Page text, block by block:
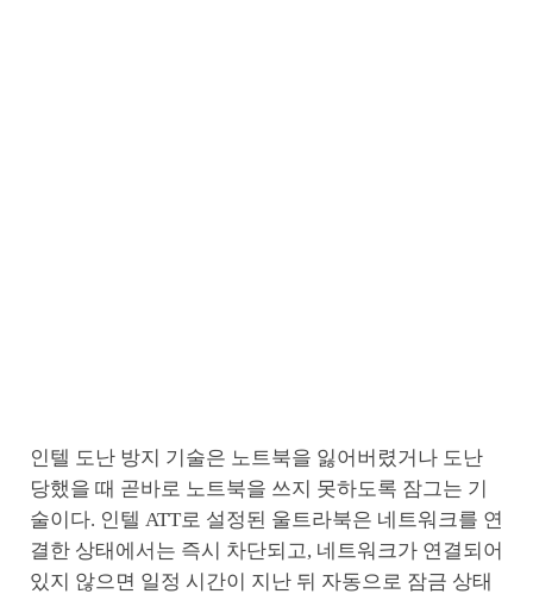
인텔 도난 방지 기술은 노트북을 잃어버렸거나 도난
당했을 때 곧바로 노트북을 쓰지 못하도록 잠그는 기
술이다. 인텔 ATT로 설정된 울트라북은 네트워크를 연
결한 상태에서는 즉시 차단되고, 네트워크가 연결되어
있지 않으면 일정 시간이 지난 뒤 자동으로 잠금 상태